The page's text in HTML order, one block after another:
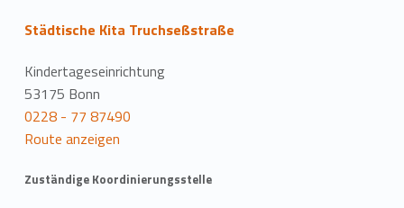
Städtische Kita Truchseßstraße
Kindertageseinrichtung
53175 Bonn
0228 - 77 87490
Route anzeigen
Zuständige Koordinierungsstelle